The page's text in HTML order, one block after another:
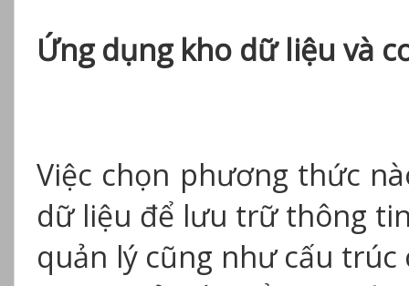
Ứng dụng kho dữ liệu và
Việc chọn phương thức
dữ liệu để lưu trữ thông
quản lý cũng như cấu trúc